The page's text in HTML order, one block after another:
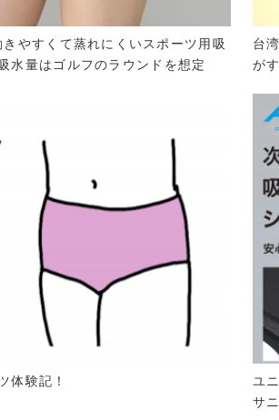
やすくて蒸れにくいスポーツ用吸
水量はゴルフのラウンドを想定
台
が
体験記！
ユ
サ